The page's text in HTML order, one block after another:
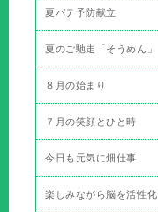
夏バテ予防献立
夏のご馳走「そうめん」
８月の始まり
７月の笑顔とひと時
今日も元気に畑仕事
楽しみながら脳を活性化